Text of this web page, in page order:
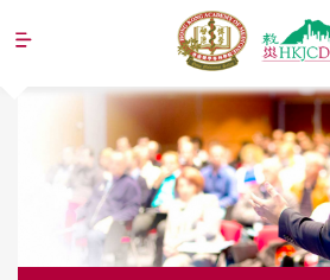
Jump to navigation